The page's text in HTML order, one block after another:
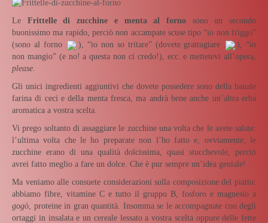
Le Frittelle di zucchine e menta al fornosono un secondo
buonissimo ma rapido, perciò non accampate scuse tipo “io non friggo”
(sono al forno
), “io non so tritare” (dovete grattugiare
), “io
non mangio” (e no! a questa non ci credo!), ecc. e mettetevi all’opera,
please
Gli unici ingredienti aggiuntivi che dovete possedere sono della banale
farina di ceci e della menta fresca, ma andrà bene anche un’altra erba
aromatica a vostra scelta.
Vi prego soltanto di assaggiare le zucchine una volta che le avete salate:
l’ultima volta che le ho preparate non l’ho fatto e, ovviamente, le
zucchine erano di una qualità dolcissima, quasi stucchevole, perciò
avrei fatto meglio a fare un dolce. Che è pur sempre un’idea geniale!
Ma veniamo alle consuete considerazioni sulla composizione del piatto:
abbiamo fibre, vitamine C e tutto il gruppo B, fosforo e magnesio a
gogò , proteine in gran quantità. Insomma se le accompagnate con degli
ortaggi in insalata e un cereale lessato a vostra scelta oppure delle fette